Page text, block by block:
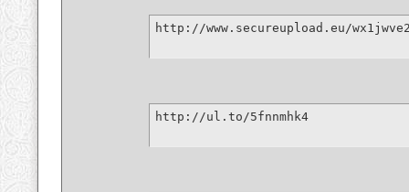
http://www.secureupload.eu/
http://ul.to/5fnnmhk4